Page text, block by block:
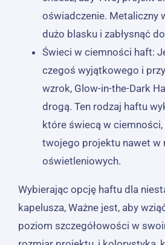
oświadczenie. Metaliczny
dużo blasku i zabłysnąć
Świeci w ciemności haft:
czegoś wyjątkowego i
wzrok, Glow-in-the-Dark
drogą. Ten rodzaj haftu
które świecą w ciemności,
twojego projektu nawet w
oświetleniowych.
Wybierając opcję haftu dla
kapelusza, Ważne jest, aby
poziom szczegółowości w